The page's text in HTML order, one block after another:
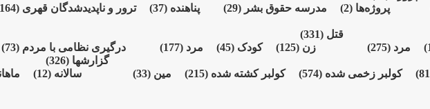
پروژەها (2) مدرسە حقوق بشر (29) پناهنده (37) ترور و ناپدیدشدگان قهری (164)
مرد (275)
قتل (331)
زن (125) کودک (45) مرد (177) درگیری نظامی با مردم (73)
کولبر زخمی شدە (574) کولبر کشتە شدە (215) مین (33)
گزارشها (326)
سالانە (12)